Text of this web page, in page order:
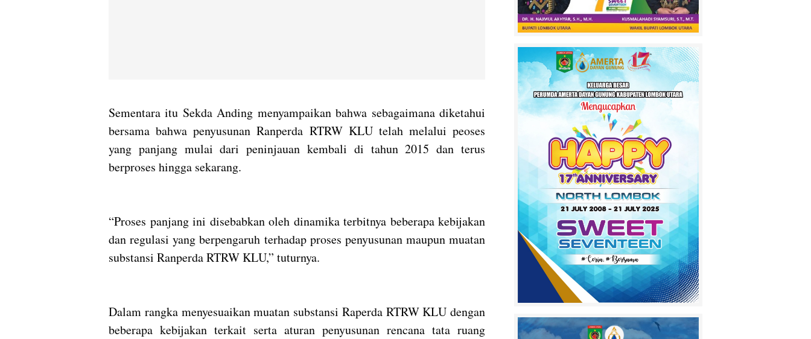
Sementara itu Sekda Anding menyampaikan bahwa sebagaimana diketahui
bersama bahwa penyusunan Ranperda RTRW KLU telah melalui peoses
yang panjang mulai dari peninjauan kembali di tahun 2015 dan terus
berproses hingga sekarang.
“Proses panjang ini disebabkan oleh dinamika terbitnya beberapa kebijakan
dan regulasi yang berpengaruh terhadap proses penyusunan maupun muatan
substansi Ranperda RTRW KLU,” tuturnya.
Dalam rangka menyesuaikan muatan substansi Raperda RTRW KLU dengan
beberapa kebijakan terkait serta aturan penyusunan rencana tata ruang